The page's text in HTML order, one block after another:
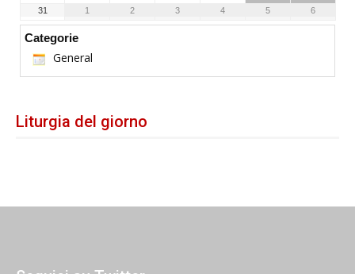
31
1 2 3 4 5 6
Categorie
General
Liturgia del giorno